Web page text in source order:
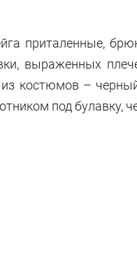
приталенные,
выраженных
костюмов –
под булавку,